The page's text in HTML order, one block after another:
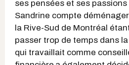
ses pensées et ses
Sandrine compte
la Rive-Sud de Montréal
passer trop de temps dans
qui travaillait comme